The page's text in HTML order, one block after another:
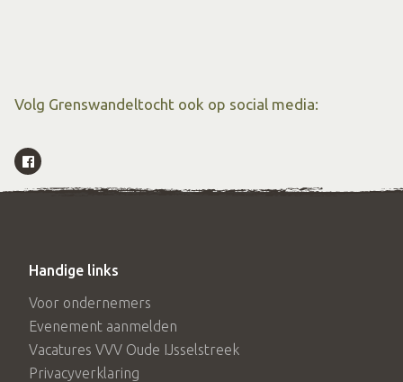
Volg Grenswandeltocht ook op social media:
Handige links
Voor ondernemers
Evenement aanmelden
Vacatures VVV Oude IJsselstreek
Privacyverklaring